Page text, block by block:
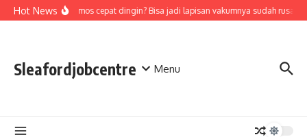
Skip to content
Hot NewsAir di termos cepat dingin? Bisa jadi lapisan vakumnya sudah rusak,
Sleafordjobcentre Menu